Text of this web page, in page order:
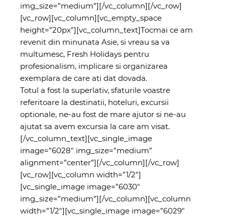
img_size=”medium”][/vc_column][/vc_row]
[vc_row][vc_column][vc_empty_space
height=”20px”][vc_column_text]Tocmai ce am
revenit din minunata Asie, si vreau sa va
multumesc, Fresh Holidays pentru
profesionalism, implicare si organizarea
exemplara de care ati dat dovada.
Totul a fost la superlativ, sfaturile voastre
referitoare la destinatii, hoteluri, excursii
optionale, ne-au fost de mare ajutor si ne-au
ajutat sa avem excursia la care am visat.
[/vc_column_text][vc_single_image
image=”6028″ img_size=”medium”
alignment=”center”][/vc_column][/vc_row]
[vc_row][vc_column width=”1/2″]
[vc_single_image image=”6030″
img_size=”medium”][/vc_column][vc_column
width=”1/2″][vc_single_image image=”6029″